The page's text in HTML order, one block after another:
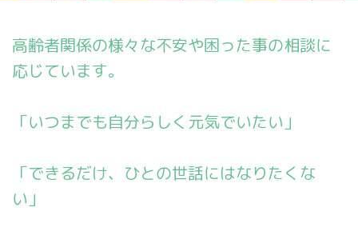
高齢者関係の様々な不安や困った事の相談に
応じています。
「いつまでも自分らしく元気でいたい」
「できるだけ、ひとの世話にはなりたくな
い」